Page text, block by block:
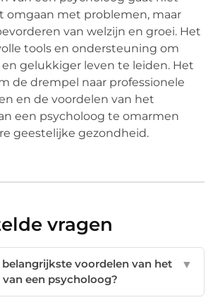
omgaan met problemen, maar
van welzijn en groei. Het
tools en ondersteuning om
gelukkiger leven te leiden. Het
de drempel naar professionele
en de voordelen van het
een psycholoog te omarmen
geestelijke gezondheid.
vragen
belangrijkste voordelen van het
van een psycholoog?
▼